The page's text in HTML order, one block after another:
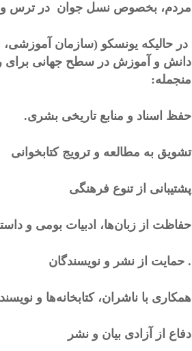
مردم، بخصوص نسل جوان در ترس و
در حالیکه یونسکو (سازمان
دانش و آموزش در سطح جهانی برای
منجمله:
حفظ اسناد و منابع تاریخی بشری.
تشویق به مطالعه و ترویج کتابخوانی
پشتیبانی از تنوع فرهنگی
حفاظت از زبان‌ها، ادبیات بومی و
. حمایت از نشر و نویسندگان
همکاری با ناشران، کتابخانه‌ها و
دفاع از آزادی بیان و نشر